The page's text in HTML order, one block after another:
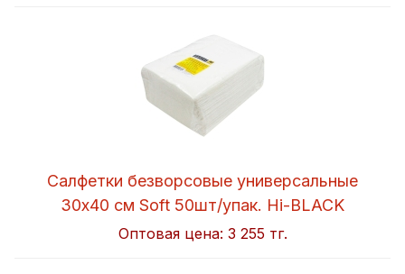
Салфетки безворсовые универсальные
30x40 см Soft 50шт/упак. Hi-BLACK
Оптовая цена: 3 255 тг.